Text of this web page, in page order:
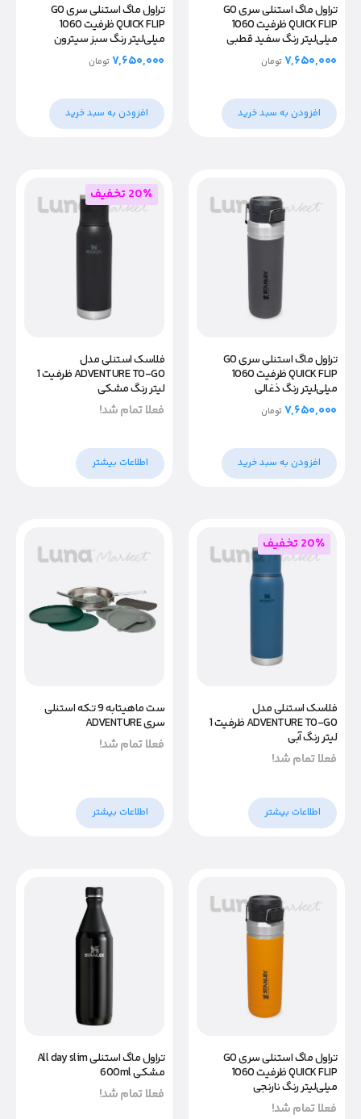
تراول ماگ استنلی سری GO
QUICK FLIP ظرفیت 1060
میلی‌لیتر رنگ سفید قطبی
۷,۶۵۰,۰۰۰تومان
افزودن به سبد خرید
تراول ماگ استنلی سری GO
QUICK FLIP ظرفیت 1060
میلی‌لیتر رنگ سبز سیترون
۷,۶۵۰,۰۰۰تومان
افزودن به سبد خرید
تراول ماگ استنلی سری GO
QUICK FLIP ظرفیت 1060
میلی‌لیتر رنگ ذغالی
۷,۶۵۰,۰۰۰تومان
افزودن به سبد خرید
20٪ تخفیف
فلاسک استنلی مدل
ADVENTURE TO-GO ظرفیت 1
لیتر رنگ مشکی
فعلا تمام شد!
اطلاعات بیشتر
20٪ تخفیف
فلاسک استنلی مدل
ADVENTURE TO-GO ظرفیت 1
لیتر رنگ آبی
فعلا تمام شد!
اطلاعات بیشتر
ست ماهیتابه 9 تکه استنلی
سری ADVENTURE
فعلا تمام شد!
اطلاعات بیشتر
تراول ماگ استنلی سری GO
QUICK FLIP ظرفیت 1060
میلی‌لیتر رنگ نارنجی
فعلا تمام شد!
تراول ماگ استنلی All day slim
مشکی 600ml
فعلا تمام شد!